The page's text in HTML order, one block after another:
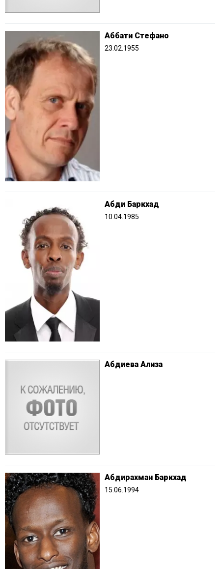
Аббати Стефано
23.02.1955
Абди Баркхад
10.04.1985
Абдиева Ализа
Абдирахман Баркхад
15.06.1994